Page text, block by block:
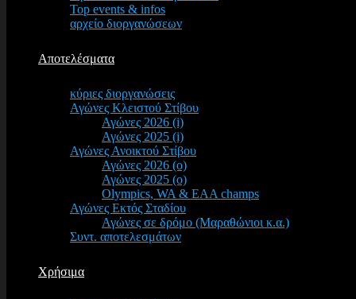
Top events & infos
αρχείο διοργανώσεων
Αποτελέσματα
κύριες διοργανώσεις
Αγώνες Κλειστού Στίβου
Αγώνες 2026 (i)
Αγώνες 2025 (i)
Αγώνες Ανοικτού Στίβου
Αγώνες 2026 (o)
Αγώνες 2025 (o)
Olympics, WA & EAA champs
Αγώνες Εκτός Σταδίου
Αγώνες σε δρόμο (Μαραθώνιοι κ.α.)
Συντ. αποτελεσμάτων
Χρήσιμα